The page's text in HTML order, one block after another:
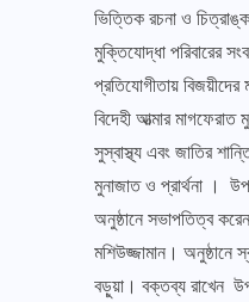
ভিত্তিক রচনা ও
মুক্তিযোদ্ধা পরিবারের
প্রতিযোগীতায়
বিদেহী আত্মার
সুস্বাস্থ্য এবং জাতির
মুনাজাত ও প্রার্থনা ।
অনুষ্ঠানে সভাপতিত্ব
মশিউজ্জামান। অনুষ্ঠানে
বড়ুয়া। বক্তব্য রাখেন